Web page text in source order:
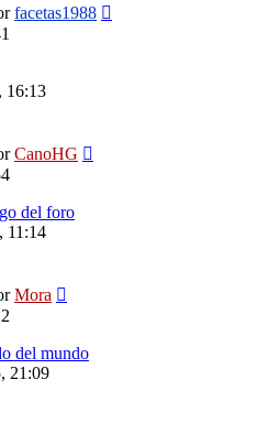
facetas1988
16:13
CanoHG
del foro
11:14
Mora
del mundo
21:09